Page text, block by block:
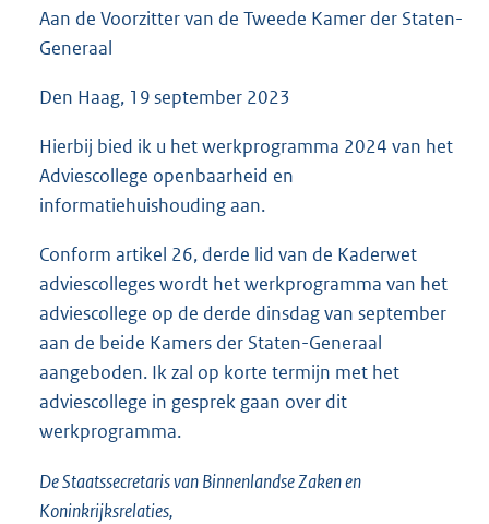
b
Aan de Voorzitter van de Tweede Kamer der Staten-
Generaal
Den Haag, 19 september 2023
Hierbij bied ik u het werkprogramma 2024 van het
Adviescollege openbaarheid en
informatiehuishouding aan.
Conform artikel 26, derde lid van de Kaderwet
adviescolleges wordt het werkprogramma van het
adviescollege op de derde dinsdag van september
aan de beide Kamers der Staten-Generaal
aangeboden. Ik zal op korte termijn met het
adviescollege in gesprek gaan over dit
werkprogramma.
De Staatssecretaris van Binnenlandse Zaken en
Koninkrijksrelaties,